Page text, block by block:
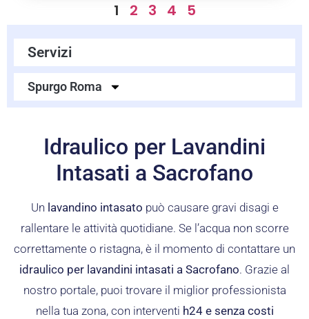
1 2 3 4 5
Servizi
Spurgo Roma
Idraulico per Lavandini
Intasati a Sacrofano
Un lavandino intasato può causare gravi disagi e
rallentare le attività quotidiane. Se l’acqua non scorre
correttamente o ristagna, è il momento di contattare un
idraulico per lavandini intasati a Sacrofano. Grazie al
nostro portale, puoi trovare il miglior professionista
nella tua zona, con interventi h24 e senza costi